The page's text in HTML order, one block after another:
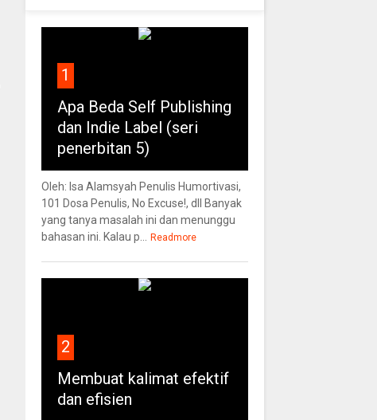
1
Apa Beda Self Publishing
dan Indie Label (seri
penerbitan 5)
Oleh: Isa Alamsyah Penulis Humortivasi,
101 Dosa Penulis, No Excuse!, dll Banyak
yang tanya masalah ini dan menunggu
bahasan ini. Kalau p... Readmore
2
Membuat kalimat efektif
dan efisien